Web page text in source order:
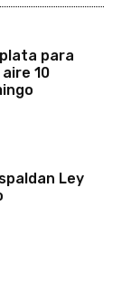
para
10
Ley